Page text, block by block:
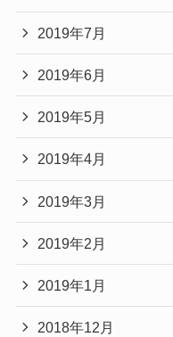
2019年7月
2019年6月
2019年5月
2019年4月
2019年3月
2019年2月
2019年1月
2018年12月